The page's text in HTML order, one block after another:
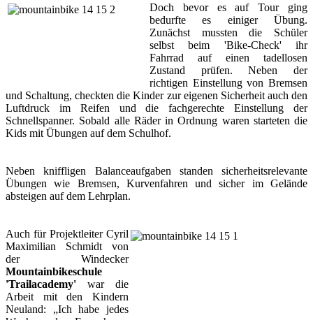
Doch bevor es auf Tour ging
bedurfte es einiger Übung.
Zunächst mussten die Schüler
selbst beim 'Bike-Check' ihr
Fahrrad auf einen tadellosen
Zustand prüfen. Neben der
richtigen Einstellung von Bremsen
und Schaltung, checkten die Kinder zur eigenen Sicherheit auch den
Luftdruck im Reifen und die fachgerechte Einstellung der
Schnellspanner. Sobald alle Räder in Ordnung waren starteten die
Kids mit Übungen auf dem Schulhof.
Neben kniffligen Balanceaufgaben standen sicherheitsrelevante
Übungen wie Bremsen, Kurvenfahren und sicher im Gelände
absteigen auf dem Lehrplan.
Auch für Projektleiter Cyril
Maximilian Schmidt von
der Windecker
Mountainbikeschule
'Trailacademy' war die
Arbeit mit den Kindern
Neuland: „Ich habe jedes